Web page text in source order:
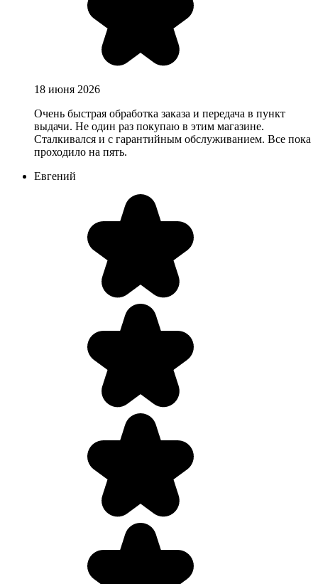
18 июня 2026
Очень быстрая обработка заказа и передача в пункт
выдачи. Не один раз покупаю в этим магазине.
Сталкивался и с гарантийным обслуживанием. Все пока
проходило на пять.
Евгений